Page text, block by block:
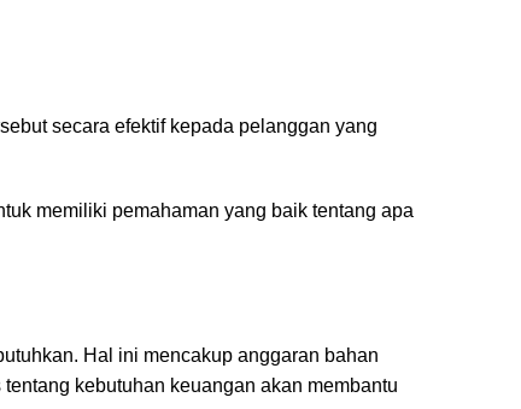
secara efektif kepada pelanggan yang
memiliki pemahaman yang baik tentang apa
Hal ini mencakup anggaran bahan
kebutuhan keuangan akan membantu